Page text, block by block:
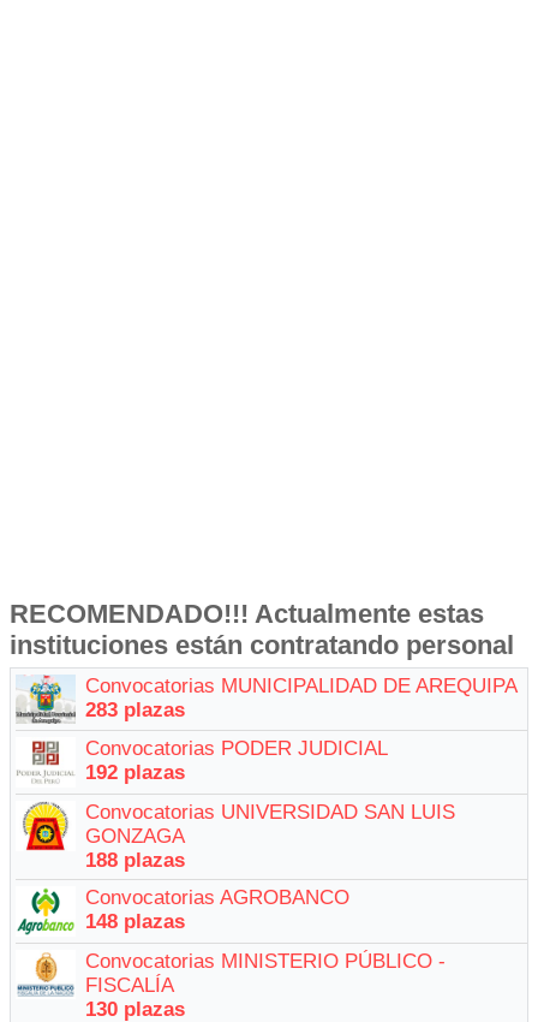
RECOMENDADO!!! Actualmente estas
instituciones están contratando personal
Convocatorias MUNICIPALIDAD DE AREQUIPA
283 plazas
Convocatorias PODER JUDICIAL
192 plazas
Convocatorias UNIVERSIDAD SAN LUIS
GONZAGA
188 plazas
Convocatorias AGROBANCO
148 plazas
Convocatorias MINISTERIO PÚBLICO -
FISCALÍA
130 plazas